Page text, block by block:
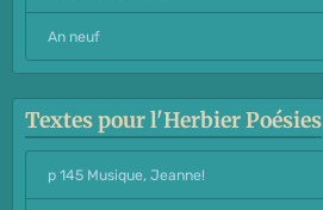
An neuf
Textes pour l'Herbier Poésies
p 145 Musique, Jeanne!